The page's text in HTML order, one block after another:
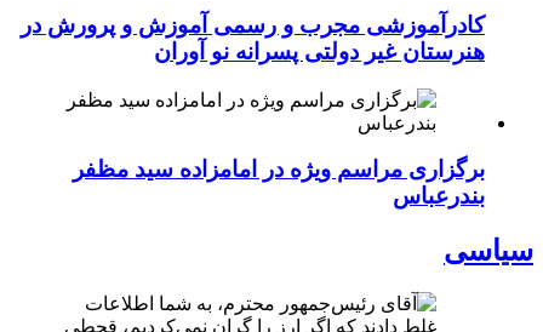
کادرآموزشی مجرب و رسمی آموزش و پرورش در
هنرستان غیر دولتی پسرانه نو آوران
برگزاری مراسم ویژه در امامزاده سید مظفر
بندرعباس
سیاسی